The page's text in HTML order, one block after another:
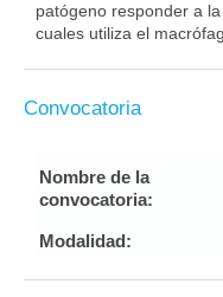
patógeno responder a
cuales utiliza el
Convocatoria
Nombre de la
convocatoria:
Modalidad: